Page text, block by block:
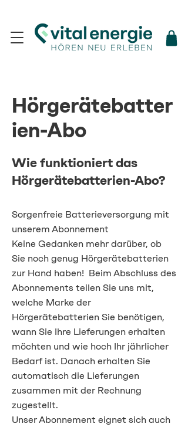
Hörgerätebatter
ien-Abo
Wie funktioniert das
Hörgerätebatterien-Abo?
Sorgenfreie Batterieversorgung mit
unserem Abonnement
Keine Gedanken mehr darüber, ob
Sie noch genug Hörgerätebatterien
zur Hand haben! Beim Abschluss des
Abonnements teilen Sie uns mit,
welche Marke der
Hörgerätebatterien Sie benötigen,
wann Sie Ihre Lieferungen erhalten
möchten und wie hoch Ihr jährlicher
Bedarf ist. Danach erhalten Sie
automatisch die Lieferungen
zusammen mit der Rechnung
zugestellt.
Unser Abonnement eignet sich auch